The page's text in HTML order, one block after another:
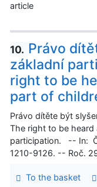
article
10. Právo
základní
right to be
part of
Právo dítěte být
The right to be heard
participation. -- In:
1210-9126. -- Roč.
To the basket